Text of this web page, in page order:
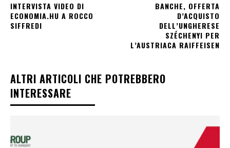
INTERVISTA VIDEO DI
ECONOMIA.HU A ROCCO
SIFFREDI
BANCHE, OFFERTA
D’ACQUISTO
DELL’UNGHERESE
SZÉCHENYI PER
L’AUSTRIACA RAIFFEISEN
ALTRI ARTICOLI CHE POTREBBERO
INTERESSARE